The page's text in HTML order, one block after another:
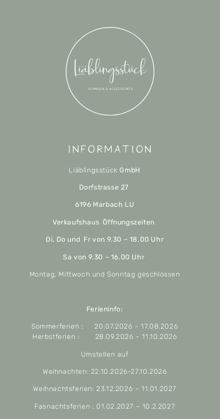
Information
Liäblingsstück GmbH
Dorfstrasse 27
6196 Marbach LU
Verkaufshaus Öffnungszeiten
Di, Do und Fr von 9.30 – 18.00 Uhr
Sa von 9.30 – 16.00 Uhr
Montag, Mittwoch und Sonntag geschlossen
Ferieninfo:
Sommerferien : 20.07.2026 – 17.08.2026
Herbstferien : 28.09.2026 – 11.10.2026
Umstellen auf
Weihnachten: 22.10.2026-27.10.2026
Weihnachtsferien: 23.12.2026 – 11.01.2027
Fasnachtsferien : 01.02.2027 – 10.2.2027